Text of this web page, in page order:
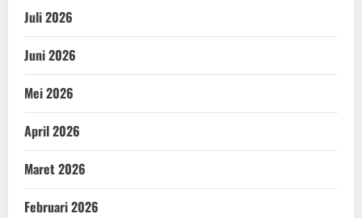
Juli 2026
Juni 2026
Mei 2026
April 2026
Maret 2026
Februari 2026